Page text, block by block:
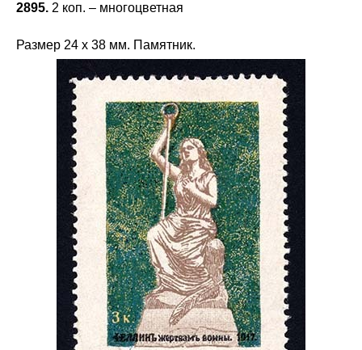
2895. 2 коп. – многоцветная
Размер 24 х 38 мм. Памятник.